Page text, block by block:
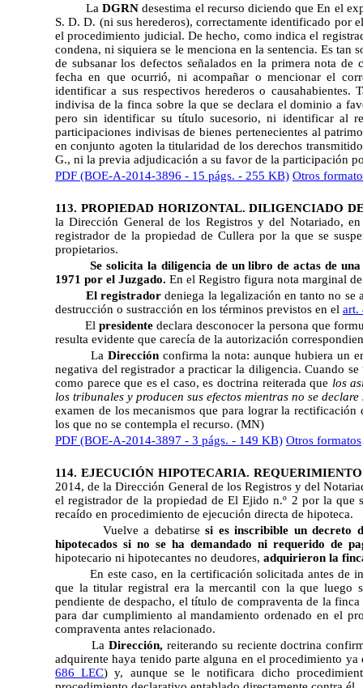
LaDGRN desestima el recurso diciendo que En el
S. D. D. (ni sus herederos), correctamente identificado por
el procedimiento judicial. De hecho, como indica el
condena, ni siquiera se le menciona en la sentencia. Es
de subsanar los defectos señalados en la primera nota
fecha en que ocurrió, ni acompañar o mencionar el
identificar a sus respectivos herederos o
indivisa de la finca sobre la que se declara el dominio a
pero sin identificar su título sucesorio, ni identificar al
participaciones indivisas de bienes pertenecientes al
en conjunto agoten la titularidad de los derechos
G., ni la previa adjudicación a su favor de la participación
PDF (BOE-A-2014-3896 - 15 págs. - 255 KB) Otros
113. PROPIEDAD HORIZONTAL. DILIGENCIADO
la Dirección General de los Registros y del Notariado,
registrador de la propiedad de Cullera por la que se
propietarios.
Se solicita la diligencia de un libro de actas de
1971 por el Juzgado. En el Registro figura nota marginal
El registradordeniega la legalización en tanto no
destrucción o sustracción en los términos previstos en el art.
El presidentedeclara desconocer la persona que
resulta evidente que carecía de la autorización
La Direcciónconfirma la nota: aunque hubiera un
negativa del registrador a practicar la diligencia. Cuando se
como parece que es el caso, es doctrina reiterada que los
los tribunales y producen sus efectos mientras no se
examen de los mecanismos que para lograr la
los que no se contempla el recurso. (MN)
PDF (BOE-A-2014-3897 - 3 págs. - 149 KB) Otros formatos
114. EJECUCIÓN HIPOTECARIA.
2014, de la Dirección General de los Registros y del
el registrador de la propiedad de El Ejido n.º 2 por la que
recaído en procedimiento de ejecución directa de hipoteca.
Vuelve a debatirsesi es inscribible un decreto
hipotecados si no se ha demandado ni requerido de
hipotecario ni hipotecantes no deudores, adquirieron la
En este caso, en la certificación solicitada antes de
que la titular registral era la mercantil con la que luego
pendiente de despacho, el título de compraventa de la
para dar cumplimiento al mandamiento ordenado en el
compraventa antes relacionado.
La Dirección, reiterando su reciente doctrina
adquirente haya tenido parte alguna en el procedimiento
686 LEC) y, aunque se le notificara dicho